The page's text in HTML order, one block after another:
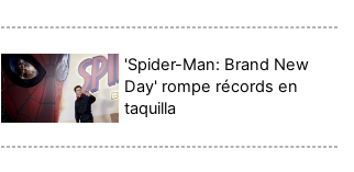
'Spider-Man: Brand New
Day' rompe récords en
taquilla